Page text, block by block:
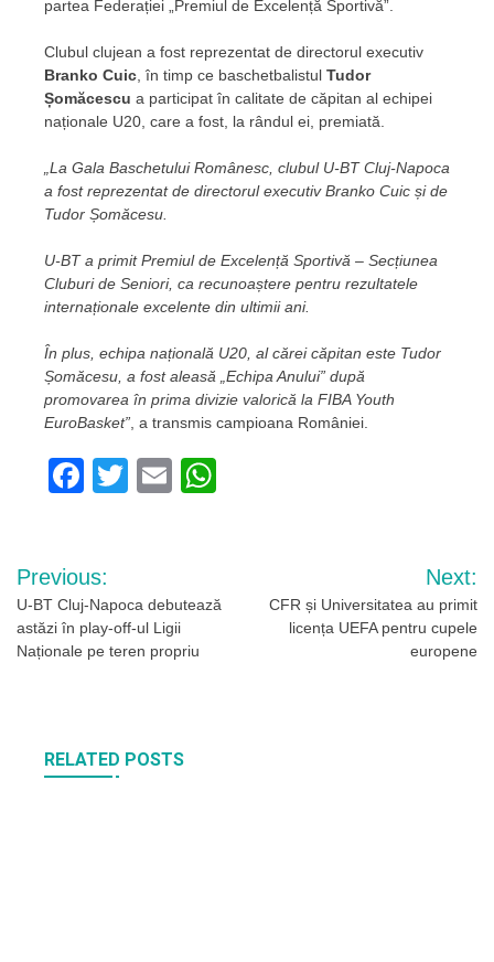
partea Federației „Premiul de Excelență Sportivă”.
Clubul clujean a fost reprezentat de directorul executiv
Branko Cuic , în timp ce baschetbalistul Tudor
Șomăcescu a participat în calitate de căpitan al echipei
naționale U20, care a fost, la rândul ei, premiată.
„La Gala Baschetului Românesc, clubul U-BT Cluj-Napoca
a fost reprezentat de directorul executiv Branko Cuic și de
Tudor Șomăcesu.
U-BT a primit Premiul de Excelență Sportivă – Secțiunea
Cluburi de Seniori, ca recunoaștere pentru rezultatele
internaționale excelente din ultimii ani.
În plus, echipa națională U20, al cărei căpitan este Tudor
Șomăcesu, a fost aleasă „Echipa Anului” după
promovarea în prima divizie valorică la FIBA Youth
EuroBasket” , a transmis campioana României.
Facebook
TwitterEmail
Navigare
în
articole
Previous:
U-BT Cluj-Napoca debutează
astăzi în play-off-ul Ligii
Naționale pe teren propriu
Next:
CFR și Universitatea au primit
licența UEFA pentru cupele
europene
RELATED POSTS